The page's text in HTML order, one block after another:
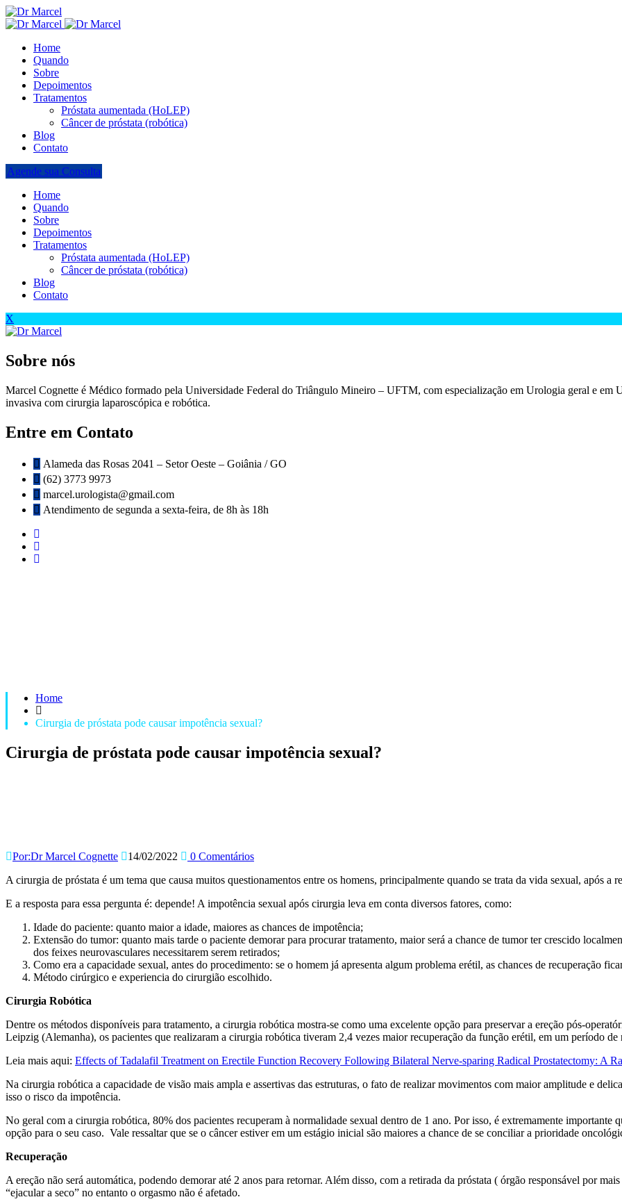
Home
Quando
Sobre
Depoimentos
Tratamentos
Próstata aumentada (HoLEP)
Câncer de próstata (robótica)
Blog
Contato
Agende sua Consulta
Home
Quando
Sobre
Depoimentos
Tratamentos
Próstata aumentada (HoLEP)
Câncer de próstata (robótica)
Blog
Contato
X
Sobre nós
Marcel Cognette é Médico formado pela Universidade Federal do Triângulo Mineiro – UFTM, com especialização em Urologia geral e em
invasiva com cirurgia laparoscópica e robótica.
Entre em Contato
Alameda das Rosas 2041 – Setor Oeste – Goiânia / GO
(62) 3773 9973
marcel.urologista@gmail.com
Atendimento de segunda a sexta-feira, de 8h às 18h
Home
Cirurgia de próstata pode causar impotência sexual?
Cirurgia de próstata pode causar impotência sexual?
Por:Dr Marcel Cognette 14/02/2022
0 Comentários
A cirurgia de próstata é um tema que causa muitos questionamentos entre os homens, principalmente quando se trata da vida sexual, após a
E a resposta para essa pergunta é: depende! A impotência sexual após cirurgia leva em conta diversos fatores, como:
Idade do paciente: quanto maior a idade, maiores as chances de impotência;
Extensão do tumor: quanto mais tarde o paciente demorar para procurar tratamento, maior será a chance de tumor ter crescido
dos feixes neurovasculares necessitarem serem retirados;
Como era a capacidade sexual, antes do procedimento: se o homem já apresenta algum problema erétil, as chances de recuperação
Método cirúrgico e experiencia do cirurgião escolhido.
Cirurgia Robótica
Dentre os métodos disponíveis para tratamento, a cirurgia robótica mostra-se como uma excelente opção para preservar a ereção pós-
Leipzig (Alemanha), os pacientes que realizaram a cirurgia robótica tiveram 2,4 vezes maior recuperação da função erétil, em um período de
Leia mais aqui: Effects of Tadalafil Treatment on Erectile Function Recovery Following Bilateral Nerve-sparing Radical Prostatectomy: A
Na cirurgia robótica a capacidade de visão mais ampla e assertivas das estruturas, o fato de realizar movimentos com maior amplitude e
isso o risco da impotência.
No geral com a cirurgia robótica, 80% dos pacientes recuperam à normalidade sexual dentro de 1 ano. Por isso, é extremamente importante
opção para o seu caso. Vale ressaltar que se o câncer estiver em um estágio inicial são maiores a chance de se conciliar a prioridade
Recuperação
A ereção não será automática, podendo demorar até 2 anos para retornar. Além disso, com a retirada da próstata ( órgão responsável por
“ejacular a seco” no entanto o orgasmo não é afetado.